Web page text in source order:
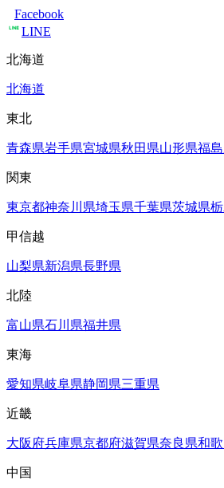
Facebook
LINE
北海道
北海道
東北
青森県岩手県宮城県秋田県山形県福
関東
東京都神奈川県埼玉県千葉県茨城県
甲信越
山梨県新潟県長野県
北陸
富山県石川県福井県
東海
愛知県岐阜県静岡県三重県
近畿
大阪府兵庫県京都府滋賀県奈良県和
中国